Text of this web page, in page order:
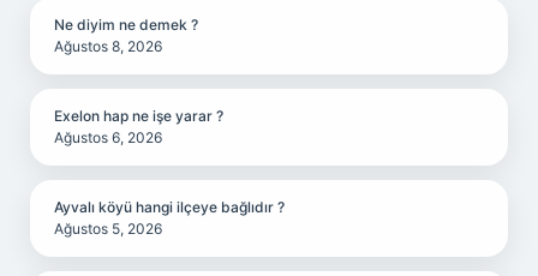
Ne diyim ne demek ?
Ağustos 8, 2026
Exelon hap ne işe yarar ?
Ağustos 6, 2026
Ayvalı köyü hangi ilçeye bağlıdır ?
Ağustos 5, 2026